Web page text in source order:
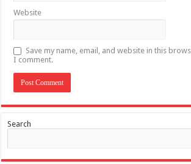
Website
Save my name, email, and website in this
I comment.
Search